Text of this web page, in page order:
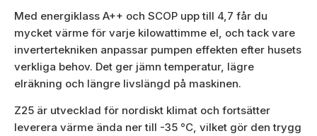
Med energiklass A++ och SCOP upp till 4,7 får du
mycket värme för varje kilowattimme el, och tack vare
invertertekniken anpassar pumpen effekten efter husets
verkliga behov. Det ger jämn temperatur, lägre
elräkning och längre livslängd på maskinen.
Z25 är utvecklad för nordiskt klimat och fortsätter
leverera värme ända ner till -35 °C, vilket gör den trygg